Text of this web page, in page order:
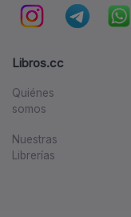
Libros.cc
Quiénes
somos
Nuestras
Librerías